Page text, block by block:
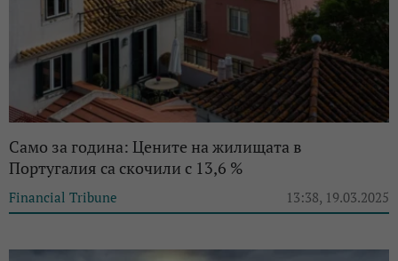
Само за година: Цените на жилищата в
Португалия са скочили с 13,6 %
Financial Tribune 13:38, 19.03.2025